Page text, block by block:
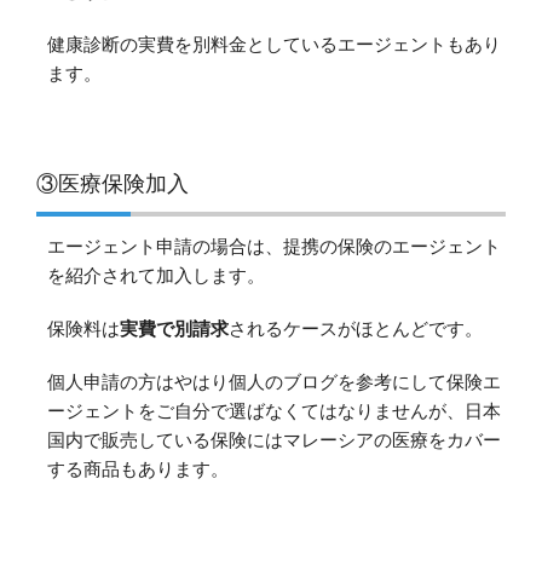
健康診断の実費を別料金としているエージェントもあり
ます。
③医療保険加入
エージェント申請の場合は、提携の保険のエージェント
を紹介されて加入します。
保険料は実費で別請求されるケースがほとんどです。
個人申請の方はやはり個人のブログを参考にして保険エ
ージェントをご自分で選ばなくてはなりませんが、日本
国内で販売している保険にはマレーシアの医療をカバー
する商品もあります。